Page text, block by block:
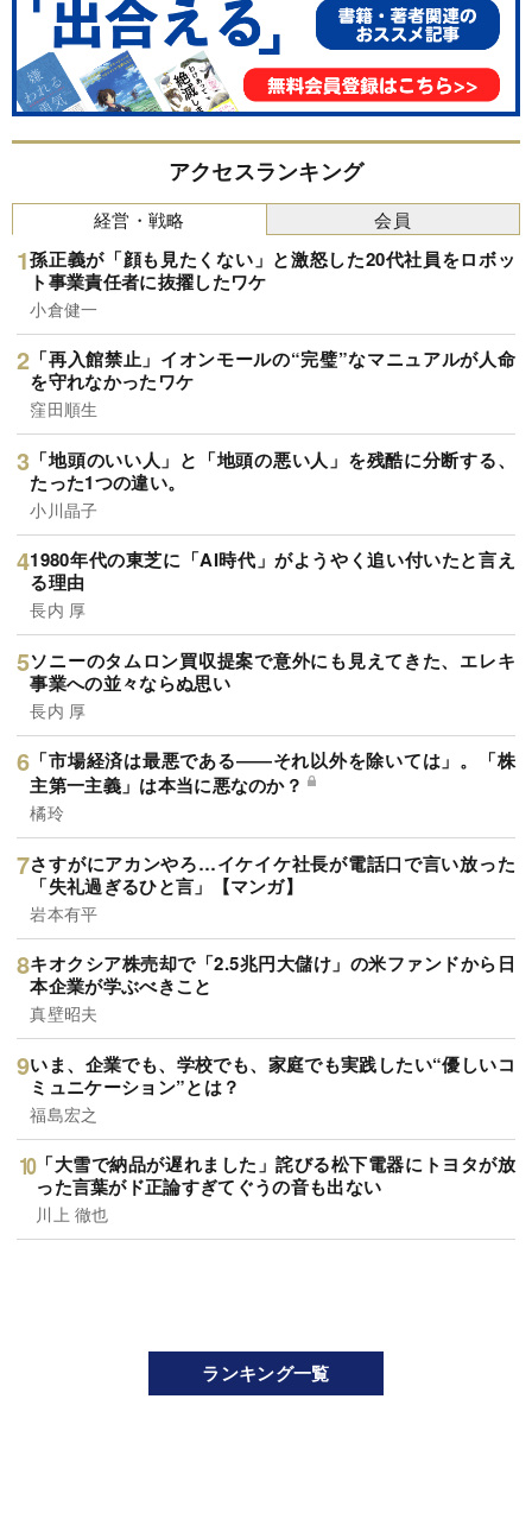
アクセスランキング
経営・戦略
孫正義が「顔も見たくない」と激怒した20代社員をロボッ
ト事業責任者に抜擢したワケ
小倉健一
「再入館禁止」イオンモールの“完璧”なマニュアルが人命
を守れなかったワケ
窪田順生
「地頭のいい人」と「地頭の悪い人」を残酷に分断する、
たった1つの違い。
小川晶子
1980年代の東芝に「AI時代」がようやく追い付いたと言え
る理由
長内 厚
ソニーのタムロン買収提案で意外にも見えてきた、エレキ
事業への並々ならぬ思い
長内 厚
「市場経済は最悪である――それ以外を除いては」。「株
主第一主義」は本当に悪なのか？
橘玲
さすがにアカンやろ…イケイケ社長が電話口で言い放った
「失礼過ぎるひと言」【マンガ】
岩本有平
キオクシア株売却で「2.5兆円大儲け」の米ファンドから日
本企業が学ぶべきこと
真壁昭夫
いま、企業でも、学校でも、家庭でも実践したい“優しいコ
ミュニケーション”とは？
福島宏之
「大雪で納品が遅れました」詫びる松下電器にトヨタが放
った言葉がド正論すぎてぐうの音も出ない
川上 徹也
会員
ランキング一覧